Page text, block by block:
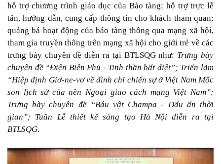
hỗ trợ chương trình giáo dục của Bảo tàng; hỗ trợ trực lễ
tân, hướng dẫn, cung cấp thông tin cho khách tham quan;
quảng bá hoạt động của bảo tàng thông qua mạng xã hội,
tham gia truyền thông trên mạng xã hội cho giới trẻ về các
trưng bày chuyên đề diễn ra tại BTLSQG như: Trưng bày
chuyên đề “Điện Biên Phủ - Tinh thần bất diệt”; Triển lãm
“Hiệp định Giơ-ne-vơ về đình chỉ chiến sự ở Việt Nam Mốc
son lịch sử của nền Ngoại giao cách mạng Việt Nam”;
Trưng bày chuyên đề “Báu vật Champa - Dấu ấn thời
gian”; Tuần Lễ thiết kế sáng tạo Hà Nội diễn ra tại
BTLSQG.